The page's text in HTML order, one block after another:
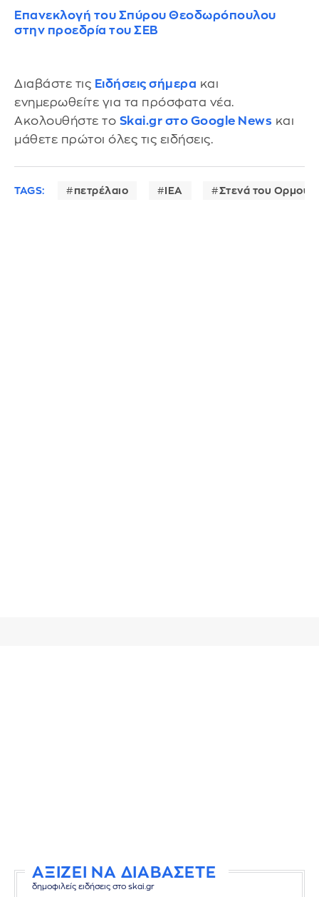
Επανεκλογή του Σπύρου Θεοδωρόπουλου
στην προεδρία του ΣΕΒ
Διαβάστε τις Ειδήσεις σήμερα και
ενημερωθείτε για τα πρόσφατα νέα.
Ακολουθήστε το Skai.gr στο Google News και
μάθετε πρώτοι όλες τις ειδήσεις.
TAGS: πετρέλαιο IEA Στενά του Ορμούζ
ΑΞΙΖΕΙ ΝΑ ΔΙΑΒΑΣΕΤΕ
δημοφιλείς ειδήσεις στο skai.gr